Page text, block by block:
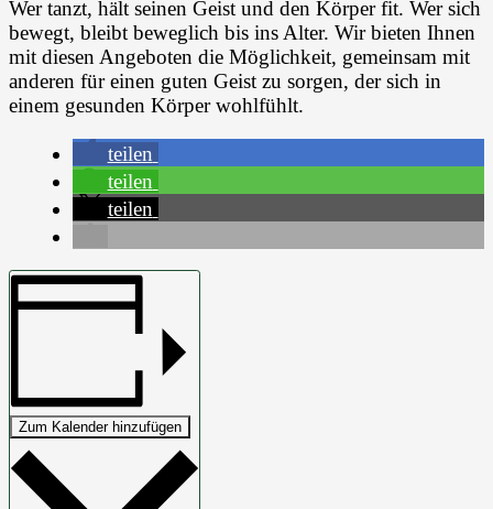
Wer tanzt, hält seinen Geist und den Körper fit. Wer sich
bewegt, bleibt beweglich bis ins Alter. Wir bieten Ihnen
mit diesen Angeboten die Möglichkeit, gemeinsam mit
anderen für einen guten Geist zu sorgen, der sich in
einem gesunden Körper wohlfühlt.
teilen
teilen
teilen
Zum Kalender hinzufügen